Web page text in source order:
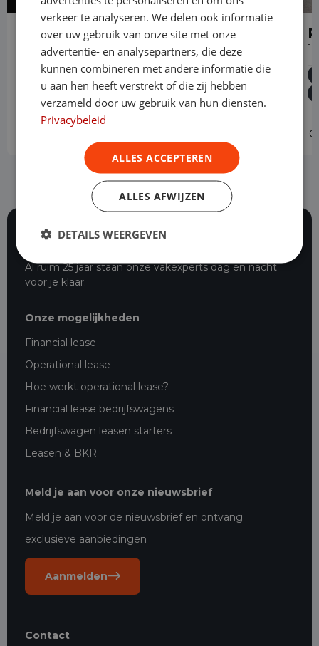
Renault Trafic
2.0 Blue dCI 150PK T30 L2H1 Advance
Diesel Handgeschakeld 36.229 km
2024
Asten
L2H1
Al ruim 25 jaar staan onze vakexperts dag en nacht
voor je klaar.
Onze mogelijkheden
Financial lease
Operational lease
Hoe werkt operational lease?
Financial lease bedrijfswagens
Bedrijfswagen leasen starters
Leasen & BKR
Meld je aan voor onze nieuwsbrief
Meld je aan voor de nieuwsbrief en ontvang
exclusieve aanbiedingen
Aanmelden
Contact
verkeer te analyseren. We delen ook informatie
over uw gebruik van onze site met onze
advertentie- en analysepartners, die deze
kunnen combineren met andere informatie die
u aan hen heeft verstrekt of die zij hebben
verzameld door uw gebruik van hun diensten.
Privacybeleid
ALLES ACCEPTEREN
ALLES AFWIJZEN
DETAILS WEERGEVEN